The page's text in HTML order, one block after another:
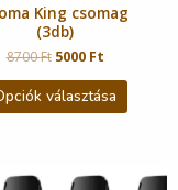
King csomag
(3db)
8700Ft 5000 Ft
választása